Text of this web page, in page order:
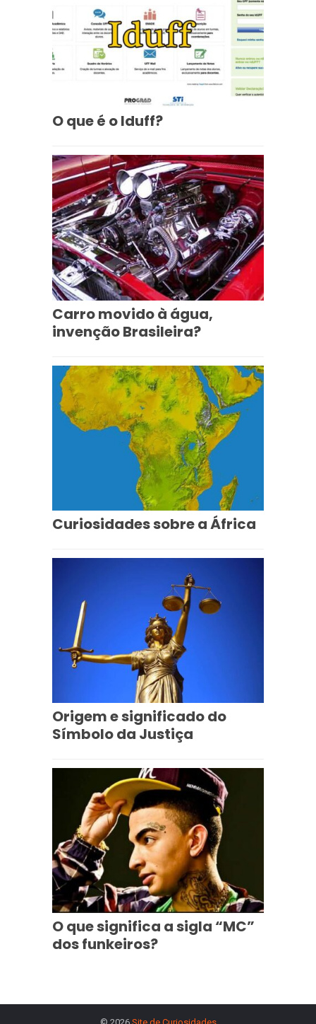
O que é o Iduff?
Carro movido à água,
invenção Brasileira?
Curiosidades sobre a África
Origem e significado do
Símbolo da Justiça
O que significa a sigla “MC”
dos funkeiros?